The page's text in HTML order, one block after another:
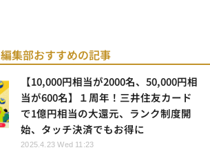
編集部おすすめの記事
【10,000円相当が2000名、50,000円相
当が600名】１周年！三井住友カード
で1億円相当の大還元、ランク制度開
始、タッチ決済でもお得に
2025.4.23 Wed 11:23